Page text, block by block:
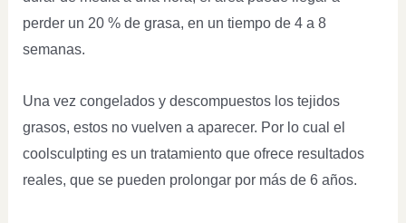
perder un 20 % de grasa, en un tiempo de 4 a 8
semanas.
Una vez congelados y descompuestos los tejidos
grasos, estos no vuelven a aparecer. Por lo cual el
coolsculpting es un tratamiento que ofrece resultados
reales, que se pueden prolongar por más de 6 años.